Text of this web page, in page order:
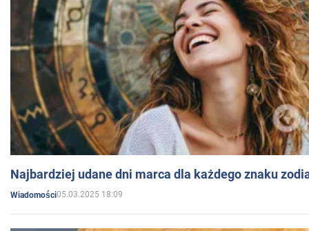
Najbardziej udane dni marca dla każdego znaku
Wiadomości05.03.2025 18:09